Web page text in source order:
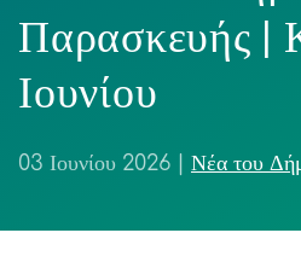
Παρασκευής |
Ιουνίου
03 Ιουνίου 2026 Νέα του